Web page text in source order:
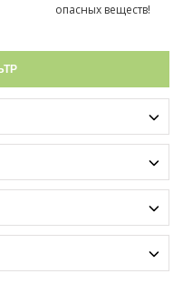
опасных веществ!